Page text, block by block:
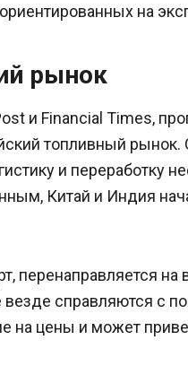
на
рынок
и Financial Times,
топливный рынок.
и переработку
Китай и Индия
перенаправляется на
справляются с
на цены и может